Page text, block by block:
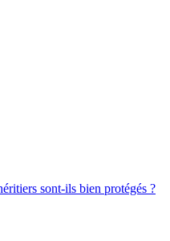
sont-ils bien protégés ?